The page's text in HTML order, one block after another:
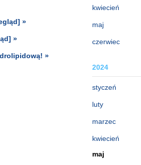
kwiecień
maj
czerwiec
2024
styczeń
luty
marzec
kwiecień
maj
»
»
»